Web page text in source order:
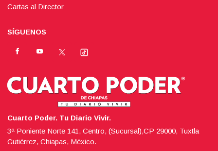
Cartas al Director
SÍGUENOS
Cuarto Poder. Tu Diario Vivir.
3ª Poniente Norte 141, Centro, (Sucursal),CP 29000, Tuxtla
Gutiérrez, Chiapas, México.